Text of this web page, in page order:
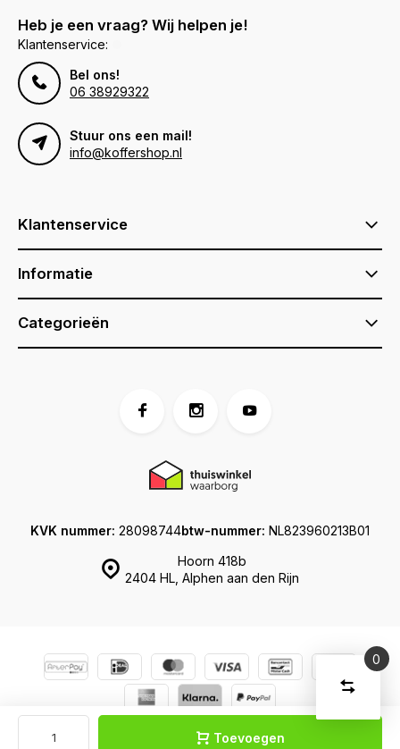
Toevoegen
Heb je een vraag? Wij helpen je!
Klantenservice:
Bel ons!
06 38929322
Stuur ons een mail!
info@koffershop.nl
Klantenservice
Informatie
Categorieën
Hoorn 418b
2404 HL, Alphen aan den Rijn
KVK nummer: 28098744btw-nummer: NL823960213B01
0
Vergelijk
Verwijder
U
Start